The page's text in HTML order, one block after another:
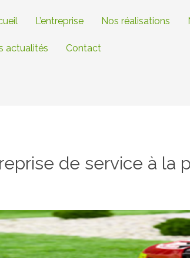
L’entreprise Nos réalisations
actualités Contact
de service à la